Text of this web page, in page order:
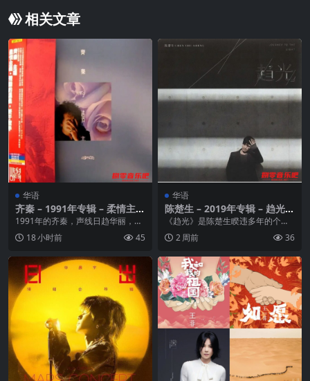
Hz
相关文章
华语
齐秦 – 1991年专辑 – 柔情主义
Flac
1991年的齐秦，声线日趋华丽，但
创作却已力不从心。相继出了《爱
情宣言》和《柔情...
18 小时前 45
华语
陈楚生 – 2019年专辑 – 趋光 F
lac
《趋光》是陈楚生睽违多年的个人
音乐专辑，也是他用以展现现阶段
人生观的作品。曾经说...
2 周前 36